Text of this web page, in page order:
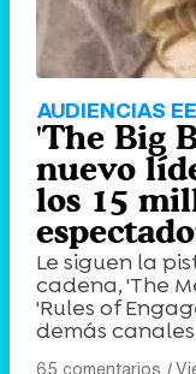
AUDIENCIAS
'The Big
nuevo
los 15
Le siguen la
cadena, 'The
'Rules of
demás
65 comentarios |